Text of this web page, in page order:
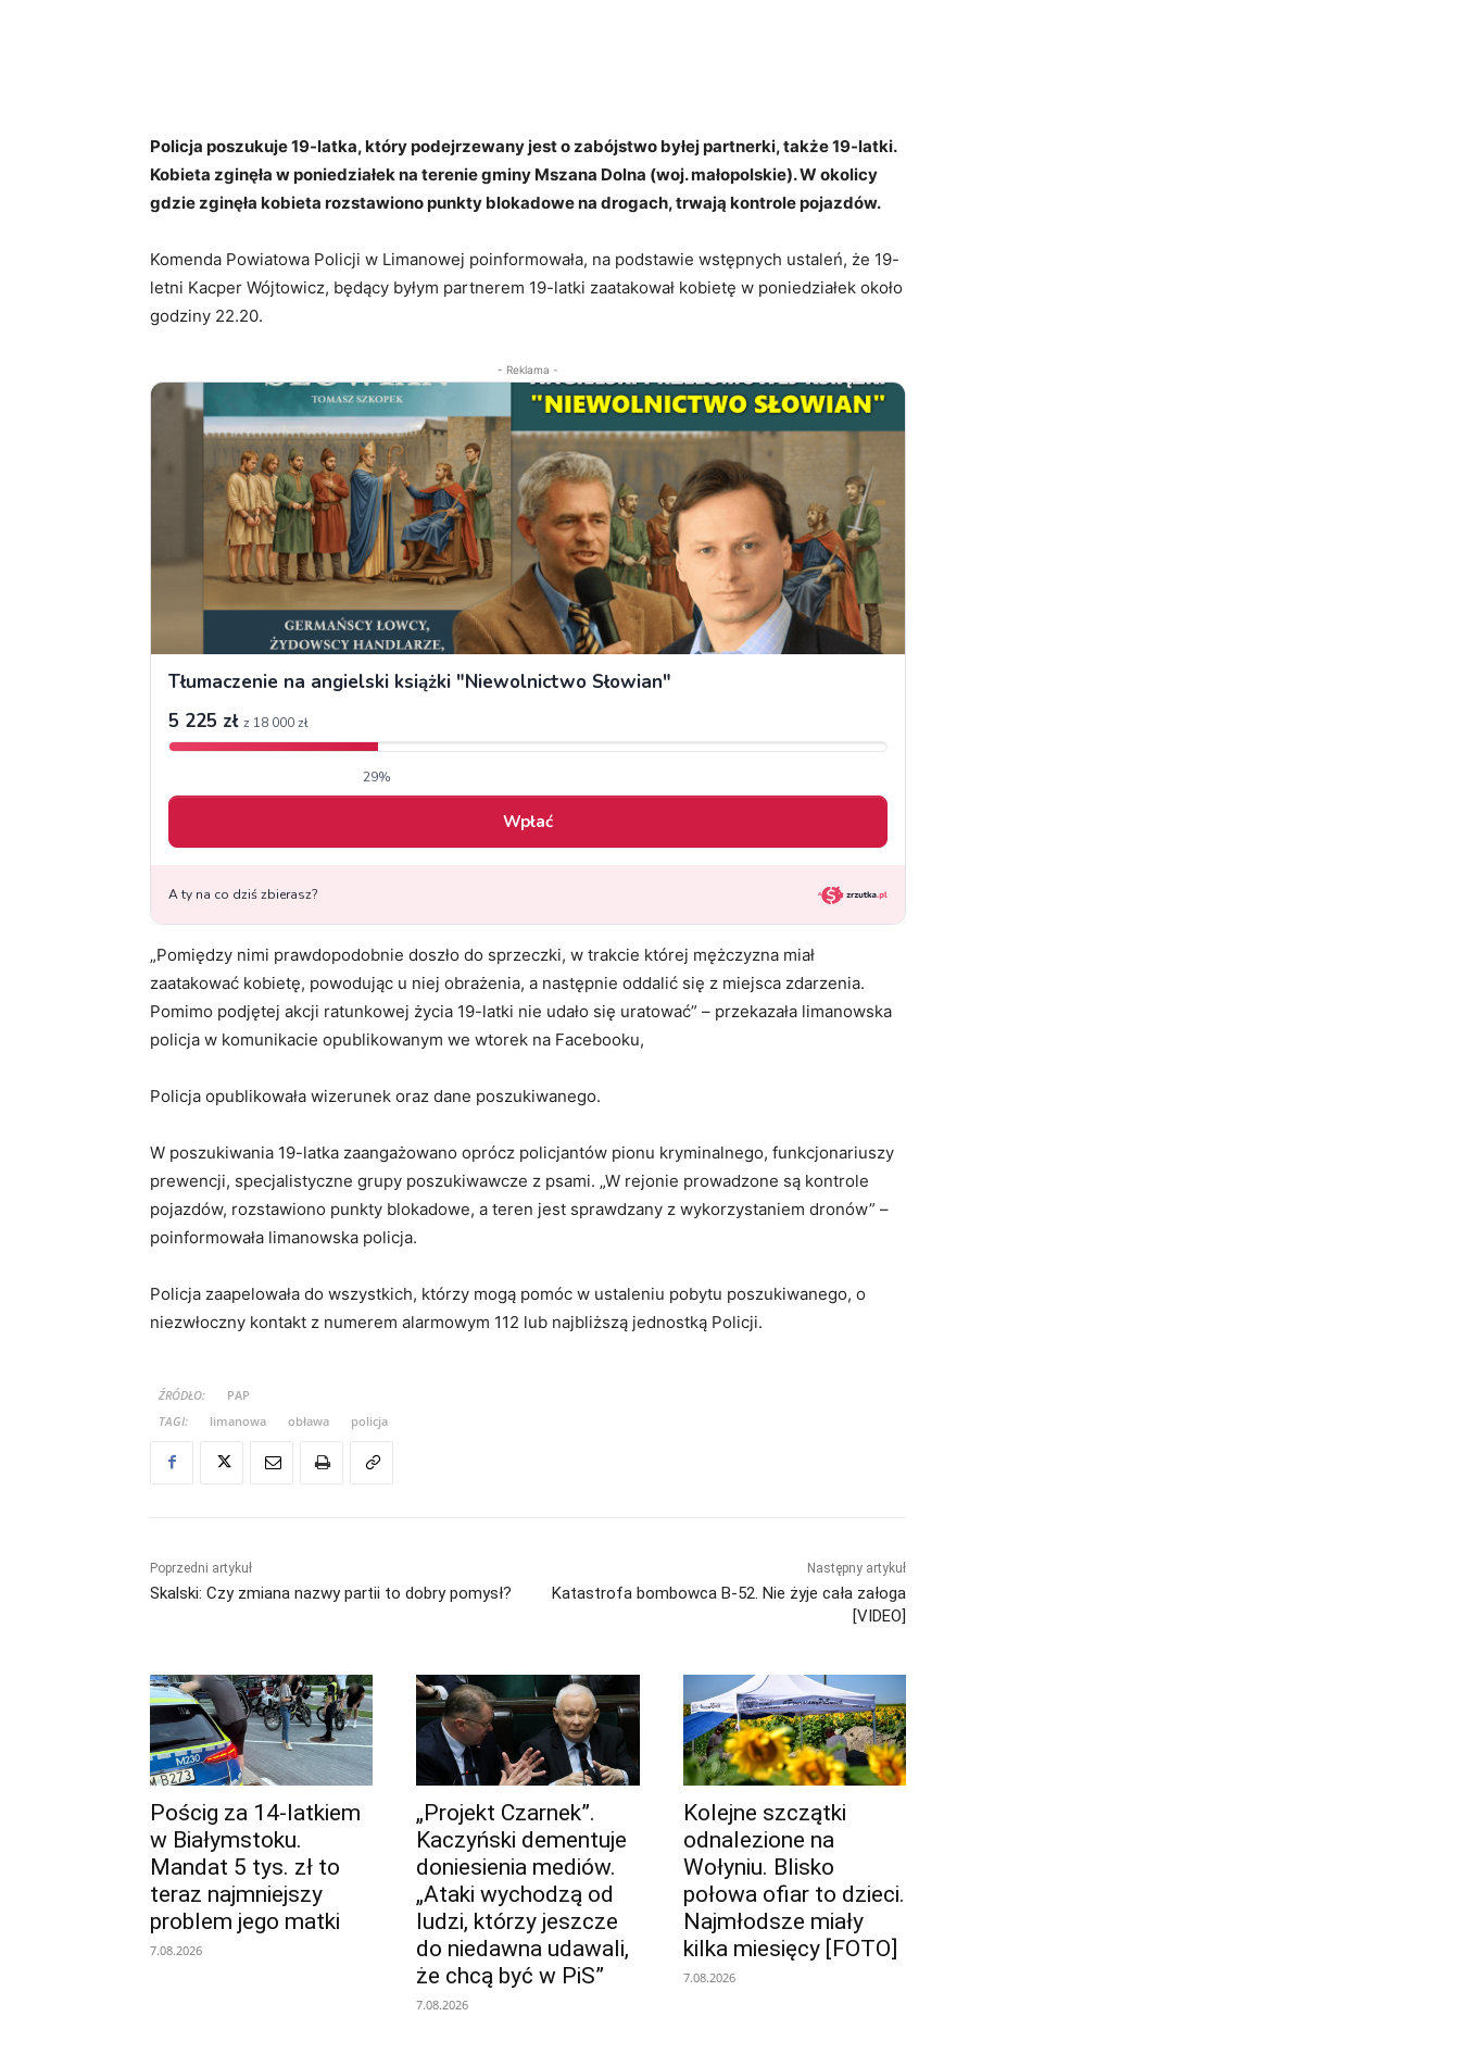
Policja poszukuje 19-latka, który podejrzewany jest o zabójstwo byłej partnerki, także 19-latki.
Kobieta zginęła w poniedziałek na terenie gminy Mszana Dolna (woj. małopolskie). W okolicy
gdzie zginęła kobieta rozstawiono punkty blokadowe na drogach, trwają kontrole pojazdów.
Komenda Powiatowa Policji w Limanowej poinformowała, na podstawie wstępnych ustaleń, że 19-
letni Kacper Wójtowicz, będący byłym partnerem 19-latki zaatakował kobietę w poniedziałek około
godziny 22.20.
- Reklama -
„Pomiędzy nimi prawdopodobnie doszło do sprzeczki, w trakcie której mężczyzna miał
zaatakować kobietę, powodując u niej obrażenia, a następnie oddalić się z miejsca zdarzenia.
Pomimo podjętej akcji ratunkowej życia 19-latki nie udało się uratować” – przekazała limanowska
policja w komunikacie opublikowanym we wtorek na Facebooku,
Policja opublikowała wizerunek oraz dane poszukiwanego.
W poszukiwania 19-latka zaangażowano oprócz policjantów pionu kryminalnego, funkcjonariuszy
prewencji, specjalistyczne grupy poszukiwawcze z psami. „W rejonie prowadzone są kontrole
pojazdów, rozstawiono punkty blokadowe, a teren jest sprawdzany z wykorzystaniem dronów” –
poinformowała limanowska policja.
Policja zaapelowała do wszystkich, którzy mogą pomóc w ustaleniu pobytu poszukiwanego, o
niezwłoczny kontakt z numerem alarmowym 112 lub najbliższą jednostką Policji.
ŹRÓDŁO:
PAP
TAGI:
limanowa obława policja
Poprzedni artykuł
Skalski: Czy zmiana nazwy partii to dobry pomysł?
Następny artykuł
Katastrofa bombowca B-52. Nie żyje cała załoga
[VIDEO]
Pościg za 14-latkiem
w Białymstoku.
Mandat 5 tys. zł to
teraz najmniejszy
problem jego matki
7.08.2026
„Projekt Czarnek”.
Kaczyński dementuje
doniesienia mediów.
„Ataki wychodzą od
ludzi, którzy jeszcze
do niedawna udawali,
że chcą być w PiS”
7.08.2026
Kolejne szczątki
odnalezione na
Wołyniu. Blisko
połowa ofiar to dzieci.
Najmłodsze miały
kilka miesięcy [FOTO]
7.08.2026